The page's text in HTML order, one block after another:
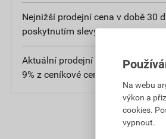
Nejnižší prodejní cena v době 30
poskytnutím slevy
Aktuální prodejní porovnávací
9% z ceníkové ceny
Na webu
výkon a
cookies.
vypnout.